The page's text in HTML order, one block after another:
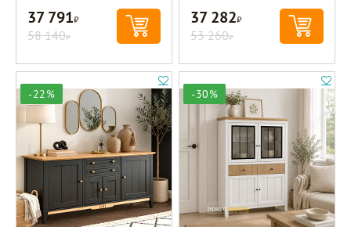
37 791Р
58 140Р
37 282Р
53 260Р
-22% -30%